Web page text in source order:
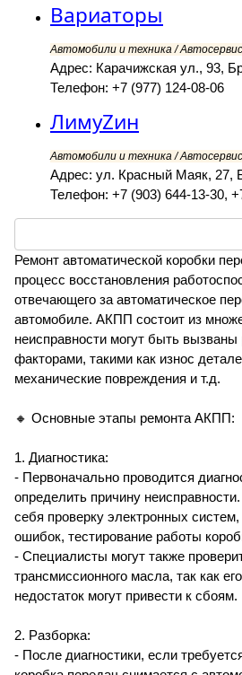
Вариаторы
Автомобили и техника /
Адрес: Карачижская ул., 93,
Телефон: +7 (977) 124-08-06
ЛимуZин
Автомобили и техника /
Адрес: ул. Красный Маяк, 27,
Телефон: +7 (903) 644-13-30,
Ремонт автоматической коробки
процесс восстановления
отвечающего за автоматическое
автомобиле. АКПП состоит из
неисправности могут быть
факторами, такими как износ
механические повреждения и т.д.
🔸 Основные этапы ремонта АКПП:
1. Диагностика:
- Первоначально проводится
определить причину
себя проверку электронных
ошибок, тестирование работы
- Специалисты могут также
трансмиссионного масла, так как
недостаток могут привести к сбоям.
2. Разборка:
- После диагностики, если